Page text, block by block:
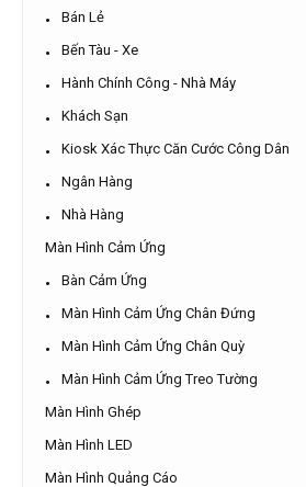
Bán Lẻ
Bến Tàu - Xe
Hành Chính Công - Nhà Máy
Khách Sạn
Kiosk Xác Thực Căn Cước Công Dân
Ngân Hàng
Nhà Hàng
Màn Hình Cảm Ứng
Bàn Cảm Ứng
Màn Hình Cảm Ứng Chân Đứng
Màn Hình Cảm Ứng Chân Quỳ
Màn Hình Cảm Ứng Treo Tường
Màn Hình Ghép
Màn Hình LED
Màn Hình Quảng Cáo